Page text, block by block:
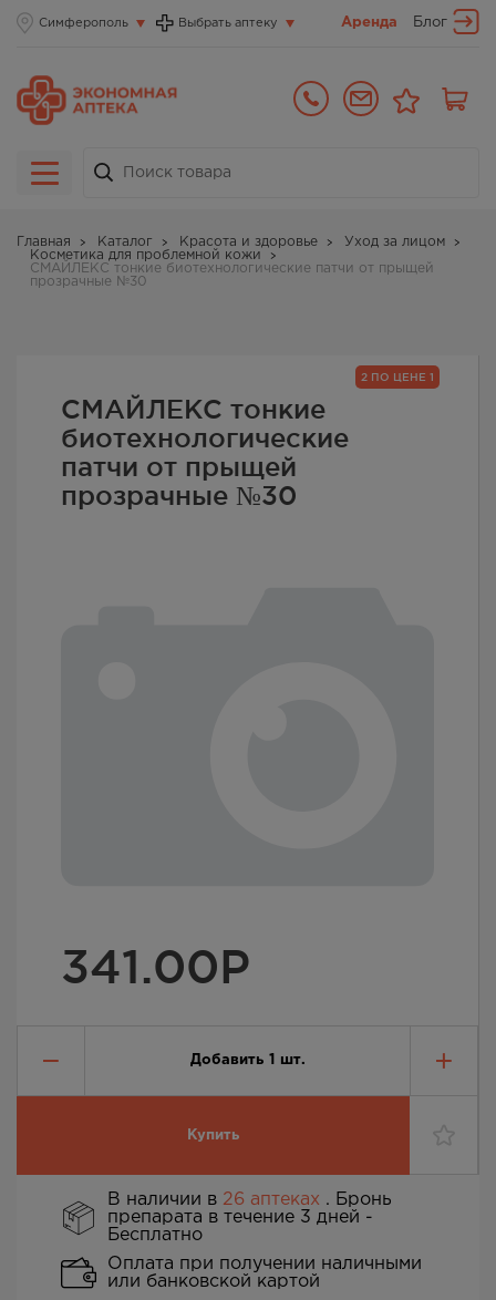
Симферополь Выбрать аптеку Аренда Блог
Главная Каталог Красота и здоровье
Уход за лицом
Косметика для проблемной кожи
СМАЙЛЕКС тонкие биотехнологические патчи от прыщей
прозрачные №30
2 ПО ЦЕНЕ 1
СМАЙЛЕКС тонкие
биотехнологические
патчи от прыщей
прозрачные №30
341.00Р
Добавить 1 шт.
Купить
В наличии в 26 аптеках . Бронь
препарата в течение 3 дней -
Бесплатно
Оплата при получении наличными
или банковской картой